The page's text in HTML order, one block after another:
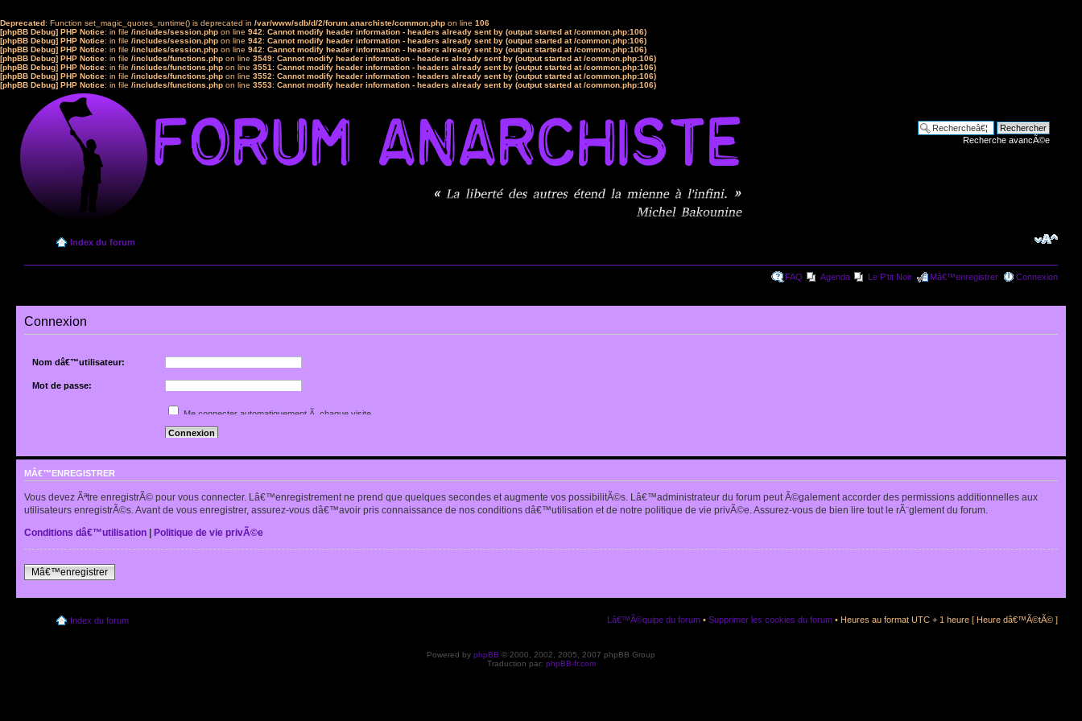
Deprecated: Function set_magic_quotes_runtime() is deprecated in /var/www/sdb/d/2/forum.anarchiste/common.php on line 106
[phpBB Debug] PHP Notice: in file /includes/session.php on line 942: Cannot modify header information - headers already sent by (output started at /common.php:106)
[phpBB Debug] PHP Notice: in file /includes/session.php on line 942: Cannot modify header information - headers already sent by (output started at /common.php:106)
[phpBB Debug] PHP Notice: in file /includes/session.php on line 942: Cannot modify header information - headers already sent by (output started at /common.php:106)
[phpBB Debug] PHP Notice: in file /includes/functions.php on line 3549: Cannot modify header information - headers already sent by (output started at /common.php:106)
[phpBB Debug] PHP Notice: in file /includes/functions.php on line 3551: Cannot modify header information - headers already sent by (output started at /common.php:106)
[phpBB Debug] PHP Notice: in file /includes/functions.php on line 3552: Cannot modify header information - headers already sent by (output started at /common.php:106)
[phpBB Debug] PHP Notice: in file /includes/functions.php on line 3553: Cannot modify header information - headers already sent by (output started at /common.php:106)
Recherche avancÃ©e
Index du forum
FAQ Agenda Le P'tit Noir Mâ€™enregistrer Connexion
Connexion
Nom dâ€™utilisateur:
Mot de passe:
Renvoyer lâ€™e-mail de confirmation
Me connecter automatiquement Ã chaque visite
Cacher mon statut en ligne pour cette session
MÂ€™ENREGISTRER
Vous devez Ãªtre enregistrÃ© pour vous connecter. Lâ€™enregistrement ne prend que quelques secondes et augmente vos possibilitÃ©s. Lâ€™administrateur du forum peut Ã©galement accorder des permissions additionnelles aux
utilisateurs enregistrÃ©s. Avant de vous enregistrer, assurez-vous dâ€™avoir pris connaissance de nos conditions dâ€™utilisation et de notre politique de vie privÃ©e. Assurez-vous de bien lire tout le rÃ¨glement du forum.
Conditions dâ€™utilisation
Politique de vie privÃ©e
Mâ€™enregistrer
Index du forum Lâ€™Ã©quipe du forum • Supprimer les cookies du forum • Heures au format UTC + 1 heure [ Heure dâ€™Ã©tÃ© ]
Powered by phpBB © 2000, 2002, 2005, 2007 phpBB Group
Traduction par: phpBB-fr.com